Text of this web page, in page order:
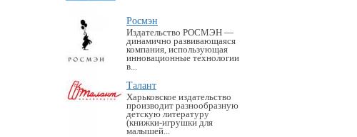
Росмэн
Издательство РОСМЭН —
динамично развивающаяся
компания, использующая
инновационные технологии
в...
Талант
Харьковское издательство
производит разнообразную
детскую литературу
(книжки-игрушки для
малышей...